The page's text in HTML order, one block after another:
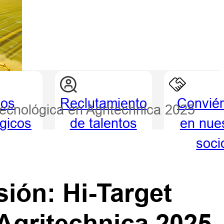
Reclutamiento
de talentos
en
en Agritechnica 2025
Hi-Target